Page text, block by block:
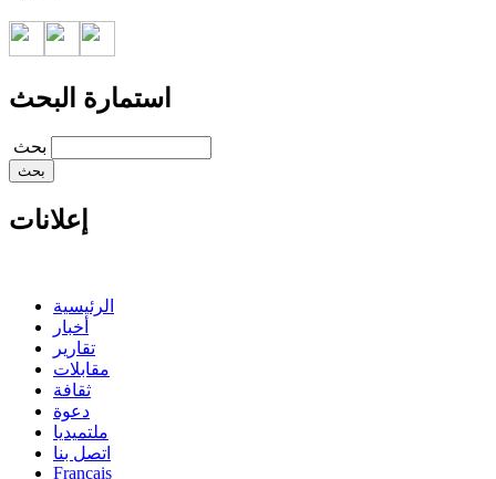
استمارة البحث
‏بحث ‏
إعلانات
الرئيسية
أخبار
تقارير
مقابلات
ثقافة
دعوة
ملتميديا
اتصل بنا
Francais